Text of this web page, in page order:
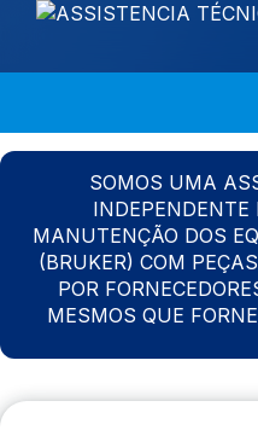
SOMOS UMA
MANUTENÇÃO DOS
(BRUKER) COM
POR
MESMOS QUE